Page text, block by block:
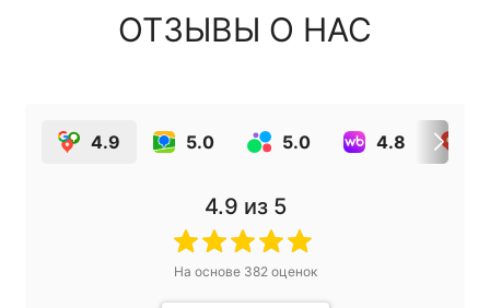
ОТЗЫВЫ О НАС
4.9 5.0 5.0 4.8
4.9 из 5
На основе 382оценок